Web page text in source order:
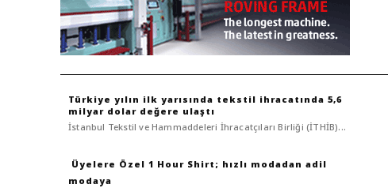
Türkiye yılın ilk yarısında tekstil ihracatında 5,6
milyar dolar değere ulaştı
İstanbul Tekstil ve Hammaddeleri İhracatçıları Birliği (İTHİB)...
1 Hour Shirt; hızlı modadan adil
modaya